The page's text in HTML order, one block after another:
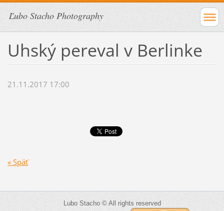
Ľubo Stacho Photography
Uhský pereval v Berlinke
21.11.2017 17:00
« Späť
Lubo Stacho © All rights reserved